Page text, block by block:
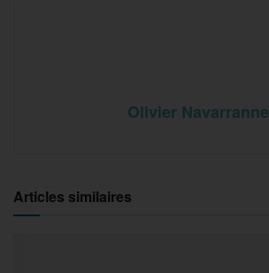
Olivier Navarranne
Articles similaires